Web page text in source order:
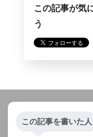
ら
この記事が気
う
この記事を書いた人